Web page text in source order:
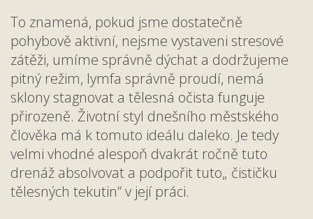
To znamená, pokud jsme dostatečně
pohybově aktivní, nejsme vystaveni stresové
zátěži, umíme správně dýchat a dodržujeme
pitný režim, lymfa správně proudí, nemá
sklony stagnovat a tělesná očista funguje
přirozeně. Životní styl dnešního městského
člověka má k tomuto ideálu daleko. Je tedy
velmi vhodné alespoň dvakrát ročně tuto
drenáž absolvovat a podpořit tuto„ čističku
tělesných tekutin“ v její práci.